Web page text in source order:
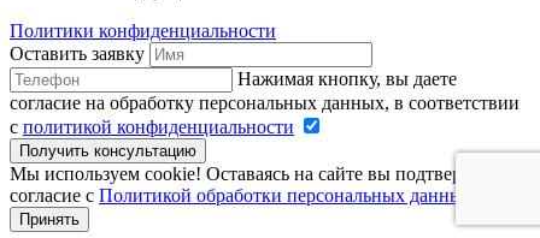
Политики конфиденциальности
Оставить заявку
Нажимая кнопку, вы даете
согласие на обработку персональных данных, в соответствии
с политикой конфиденциальности
Получить консультацию
Мы используем cookie! Оставаясь на сайте вы подтверждаете
согласие с Политикой обработки персональных данных
Принять